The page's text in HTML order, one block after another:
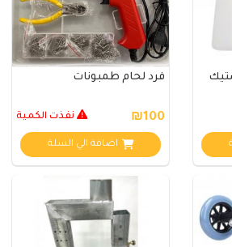
فرد لحام طمبونات
₪100 نفذت الكمية
اضافة الي السلة